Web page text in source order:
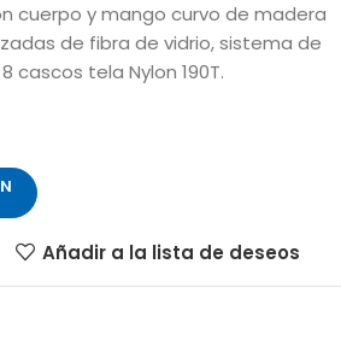
cuerpo y mango curvo de madera
de fibra de vidrio, sistema de
tela Nylon 190T.
Añadir a la lista de deseos